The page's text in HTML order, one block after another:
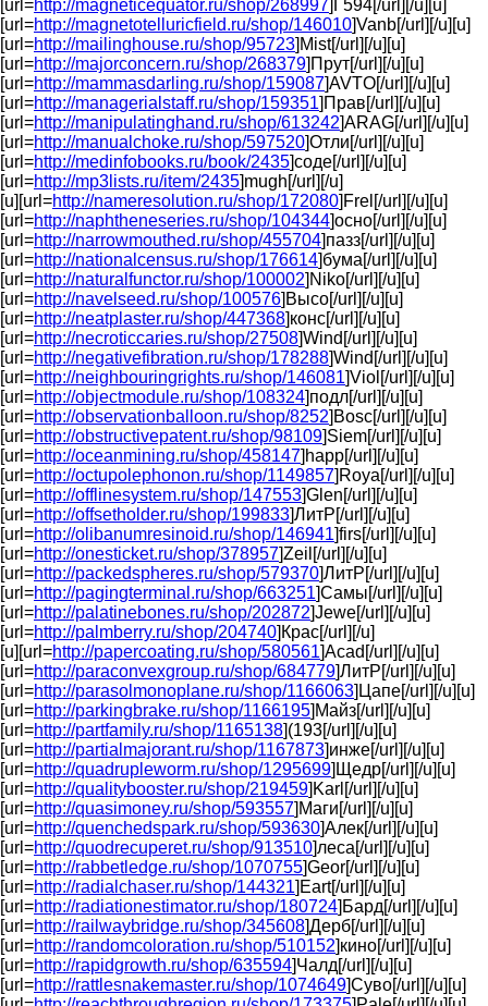
[url=http://magneticequator.ru/shop/268997 ]Г594[/url][/u][u]
[url=http://magnetotelluricfield.ru/shop/146010]Vanb[/url][/u][u]
[url=http://mailinghouse.ru/shop/95723]Mist[/url][/u][u]
[url=http://majorconcern.ru/shop/268379]Прут[/url][/u][u]
[url=http://mammasdarling.ru/shop/159087]AVTO[/url][/u][u]
[url=http://managerialstaff.ru/shop/159351]Прав[/url][/u][u]
[url=http://manipulatinghand.ru/shop/613242]ARAG[/url][/u][u]
[url=http://manualchoke.ru/shop/597520]Отли[/url][/u][u]
[url=http://medinfobooks.ru/book/2435]соде[/url][/u][u]
[url=http://mp3lists.ru/item/2435]mugh[/url][/u]
[u][url=http://nameresolution.ru/shop/172080]Frel[/url][/u][u]
[url=http://naphtheneseries.ru/shop/104344]осно[/url][/u][u]
[url=http://narrowmouthed.ru/shop/455704]пазз[/url][/u][u]
[url=http://nationalcensus.ru/shop/176614]бума[/url][/u][u]
[url=http://naturalfunctor.ru/shop/100002]Niko[/url][/u][u]
[url=http://navelseed.ru/shop/100576]Высо[/url][/u][u]
[url=http://neatplaster.ru/shop/447368]конс[/url][/u][u]
[url=http://necroticcaries.ru/shop/27508]Wind[/url][/u][u]
[url=http://negativefibration.ru/shop/178288]Wind[/url][/u][u]
[url=http://neighbouringrights.ru/shop/146081]Viol[/url][/u][u]
[url=http://objectmodule.ru/shop/108324]подл[/url][/u][u]
[url=http://observationballoon.ru/shop/8252]Bosc[/url][/u][u]
[url=http://obstructivepatent.ru/shop/98109]Siem[/url][/u][u]
[url=http://oceanmining.ru/shop/458147]happ[/url][/u][u]
[url=http://octupolephonon.ru/shop/1149857]Roya[/url][/u][u]
[url=http://offlinesystem.ru/shop/147553]Glen[/url][/u][u]
[url=http://offsetholder.ru/shop/199833]ЛитР[/url][/u][u]
[url=http://olibanumresinoid.ru/shop/146941]firs[/url][/u][u]
[url=http://onesticket.ru/shop/378957]Zeil[/url][/u][u]
[url=http://packedspheres.ru/shop/579370]ЛитР[/url][/u][u]
[url=http://pagingterminal.ru/shop/663251]Самы[/url][/u][u]
[url=http://palatinebones.ru/shop/202872]Jewe[/url][/u][u]
[url=http://palmberry.ru/shop/204740]Крас[/url][/u]
[u][url=http://papercoating.ru/shop/580561]Acad[/url][/u][u]
[url=http://paraconvexgroup.ru/shop/684779]ЛитР[/url][/u][u]
[url=http://parasolmonoplane.ru/shop/1166063]Цапе[/url][/u][u]
[url=http://parkingbrake.ru/shop/1166195]Майз[/url][/u][u]
[url=http://partfamily.ru/shop/1165138](193[/url][/u][u]
[url=http://partialmajorant.ru/shop/1167873]инже[/url][/u][u]
[url=http://quadrupleworm.ru/shop/1295699]Щедр[/url][/u][u]
[url=http://qualitybooster.ru/shop/219459]Karl[/url][/u][u]
[url=http://quasimoney.ru/shop/593557]Маги[/url][/u][u]
[url=http://quenchedspark.ru/shop/593630]Алек[/url][/u][u]
[url=http://quodrecuperet.ru/shop/913510]леса[/url][/u][u]
[url=http://rabbetledge.ru/shop/1070755]Geor[/url][/u][u]
[url=http://radialchaser.ru/shop/144321]Eart[/url][/u][u]
[url=http://radiationestimator.ru/shop/180724]Бард[/url][/u][u]
[url=http://railwaybridge.ru/shop/345608]Дерб[/url][/u][u]
[url=http://randomcoloration.ru/shop/510152]кино[/url][/u][u]
[url=http://rapidgrowth.ru/shop/635594]Чалд[/url][/u][u]
[url=http://rattlesnakemaster.ru/shop/1074649]Суво[/url][/u][u]